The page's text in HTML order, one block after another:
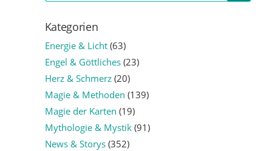
Kategorien
Energie & Licht(63)
Engel & Göttliches(23)
Herz & Schmerz(20)
Magie & Methoden (139)
Magie der Karten (19)
Mythologie & Mystik(91)
News & Storys(352)